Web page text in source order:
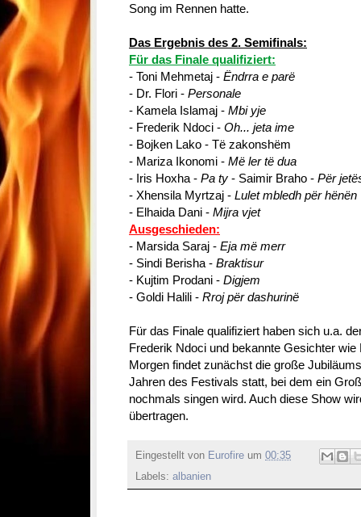
Song im Rennen hatte.
Das Ergebnis des 2. Semifinals:
Für das Finale qualifiziert:
- Toni Mehmetaj - Ëndrra e parë
- Dr. Flori - Personale
- Kamela Islamaj - Mbi yje
- Frederik Ndoci - Oh... jeta ime
- Bojken Lako - Të zakonshëm
- Mariza Ikonomi - Më ler të dua
- Iris Hoxha - Pa ty - Saimir Braho - Për
- Xhensila Myrtzaj - Lulet mbledh për hënën
- Elhaida Dani - Mijra vjet
Ausgeschieden:
- Marsida Saraj - Eja më merr
- Sindi Berisha - Braktisur
- Kujtim Prodani - Digjem
- Goldi Halili - Rroj për dashurinë
Für das Finale qualifiziert haben sich u.a.
Frederik Ndoci und bekannte Gesichter
Morgen findet zunächst die große
Jahren des Festivals statt, bei dem ein
nochmals singen wird. Auch diese Show
übertragen.
Eingestellt von Eurofire um 00:35
Labels: albanien